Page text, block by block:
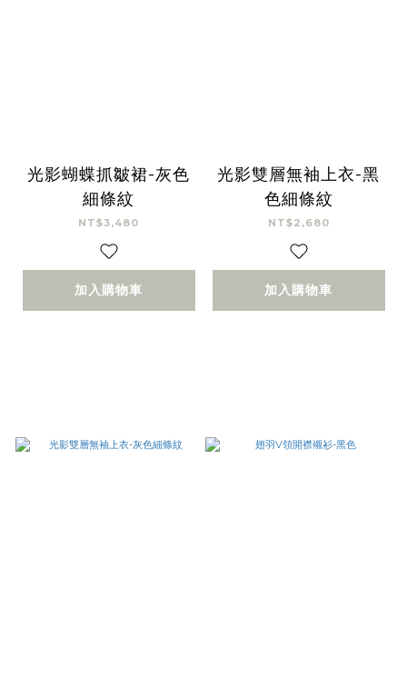
光影蝴蝶抓皺裙-灰色
細條紋
NT$3,480
加入購物車
光影雙層無袖上衣-黑
色細條紋
NT$2,680
加入購物車